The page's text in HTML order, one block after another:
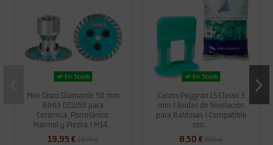
En Stock
Mini Disco Diamante 50 mm
BIHUI DCW50 para
Cerámica, Porcelánico,
Mármol y Piedra | M14...
19,95 €24,76 €
En Stock
Calzos Peygran LS Classic 3
mm | Bridas de Nivelación
para Baldosas | Compatible
con...
8,50 €8,88 €